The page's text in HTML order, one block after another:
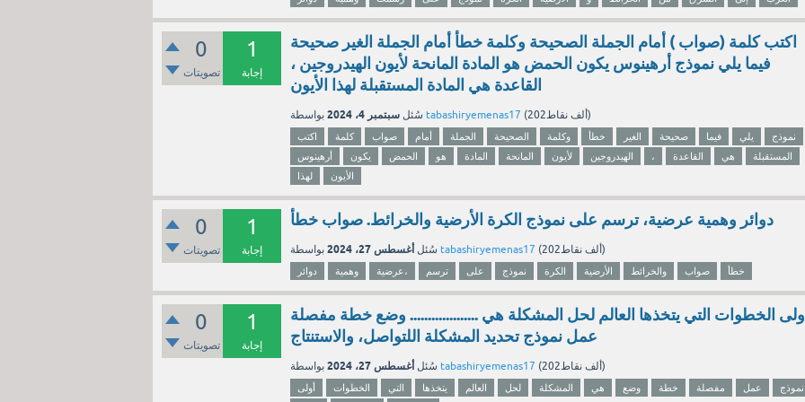
0
تصويتات
1
إجابة
اكتب كلمة (صواب ) أمام الجملة الصحيحة وكلمة خطأ أمام الجملة الغير صحيحة
فيما يلي نموذج أرهينوس يكون الحمض هو المادة المانحة لأيون الهيدروجين ،
القاعدة هي المادة المستقبلة لهذا الأيون
سُئل سبتمبر 4، 2024 tabashiryemenas17 ( 202ألفنقاط)
اكتب كلمة صواب أمام الجملة الصحيحة وكلمة خطأ الغير صحيحة فيما يلي
نموذج
أرهينوس
يكون الحمض هو المادة المانحة لأيون الهيدروجين ، القاعدة هي
المستقبلة
لهذا
الأيون
0
تصويتات
1
إجابة
دوائر وهمية عرضية، ترسم على نموذج الكرة الأرضية والخرائط. صواب خطأ
سُئل أغسطس 27، 2024 tabashiryemenas17 ( 202ألفنقاط)
دوائر وهمية عرضية، ترسم على نموذج الكرة الأرضية والخرائط صواب خطأ
0
تصويتات
1
إجابة
الخطوات التي يتخذها العالم لحل المشكلة هي ................... وضع خطة مفصلة
عمل نموذج تحديد المشكلة اللتواصل، والاستنتاج
سُئل أغسطس 27، 2024 tabashiryemenas17 ( 202ألفنقاط)
أولى الخطوات التي يتخذها العالم لحل المشكلة هي وضع خطة مفصلة عمل
نموذج